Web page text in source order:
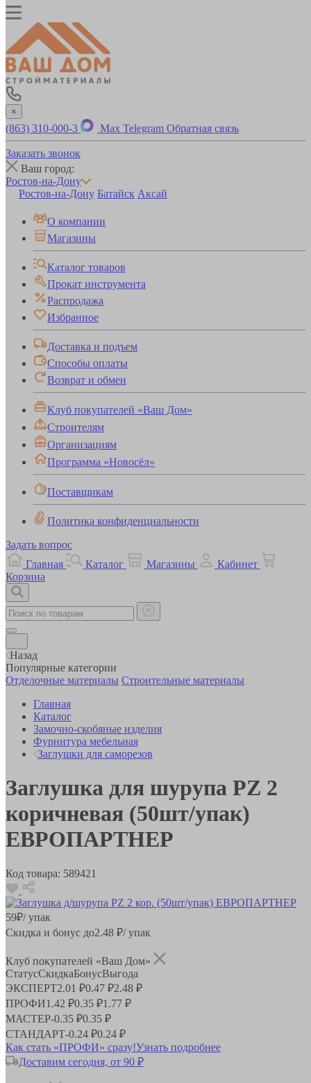
×
(863) 310-000-3 Max Telegram Обратная связь
Заказать звонок
Ваш город:
Ростов-на-Дону
Ростов-на-Дону Батайск Аксай
О компании
Магазины
Каталог товаров
Прокат инструмента
Распродажа
Избранное
Доставка и подъем
Способы оплаты
Возврат и обмен
Клуб покупателей «Ваш Дом»
Строителям
Организациям
Программа «Новосёл»
Поставщикам
Политика конфиденциальности
Задать вопрос
Главная
Каталог Магазины
Кабинет
Корзина
Назад
Популярные категории
Отделочные материалы Строительные материалы
Главная
Каталог
Замочно-скобяные изделия
Фурнитура мебельная
Заглушки для саморезов
Заглушка для шурупа PZ 2
коричневая (50шт/упак)
ЕВРОПАРТНЕР
Код товара: 589421
59₽/ упак
Скидка и бонус до2.48 ₽/ упак
Клуб покупателей «Ваш Дом»
СтатусСкидкаБонусВыгода
ЭКСПЕРТ2.01 ₽0.47 ₽2.48 ₽
ПРОФИ1.42 ₽0.35 ₽1.77 ₽
МАСТЕР-0.35 ₽0.35 ₽
СТАНДАРТ-0.24 ₽0.24 ₽
Как стать «ПРОФИ» сразу!Узнать подробнее
Доставим сегодня, от 90 ₽